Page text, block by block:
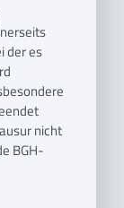
der es
nicht
BGH-